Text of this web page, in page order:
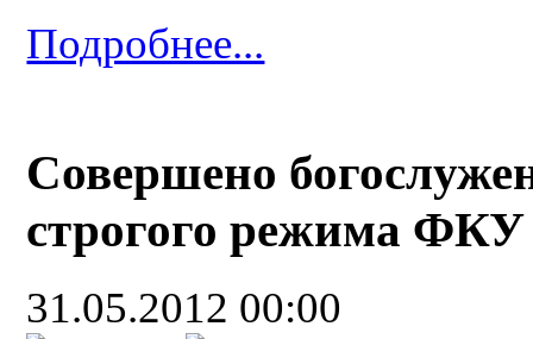
Подробнее...
Совершено
строгого режима ФКУ
31.05.2012 00:00